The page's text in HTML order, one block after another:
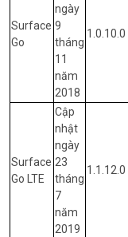
Surface
Go
ngày
9
tháng
11
năm
2018
1.0.10.0
Surface
Go LTE
Cập
nhật
ngày
23
tháng
7
năm
2019
1.1.12.0